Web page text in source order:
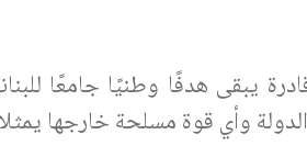
يبقى هدفًا وطنيًا جامعًا
وأي قوة مسلحة خارجها